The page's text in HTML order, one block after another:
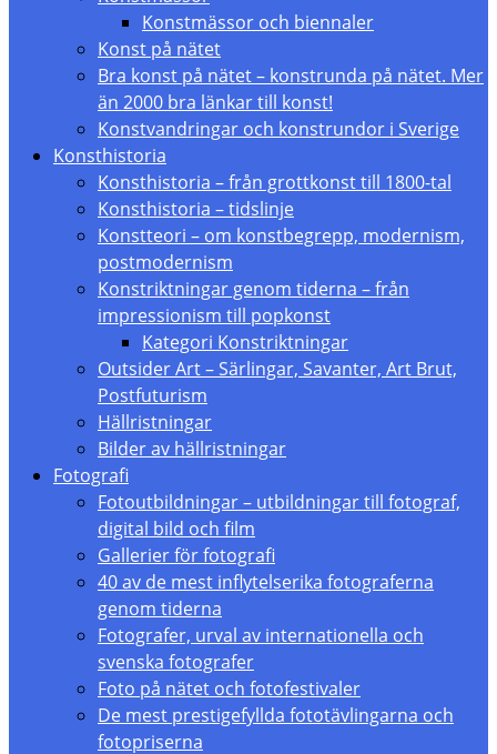
Konstmässor och biennaler
Konst på nätet
Bra konst på nätet – konstrunda på nätet. Mer
än 2000 bra länkar till konst!
Konstvandringar och konstrundor i Sverige
Konsthistoria
Konsthistoria – från grottkonst till 1800-tal
Konsthistoria – tidslinje
Konstteori – om konstbegrepp, modernism,
postmodernism
Konstriktningar genom tiderna – från
impressionism till popkonst
Kategori Konstriktningar
Outsider Art – Särlingar, Savanter, Art Brut,
Postfuturism
Hällristningar
Bilder av hällristningar
Fotografi
Fotoutbildningar – utbildningar till fotograf,
digital bild och film
Gallerier för fotografi
40 av de mest inflytelserika fotograferna
genom tiderna
Fotografer, urval av internationella och
svenska fotografer
Foto på nätet och fotofestivaler
De mest prestigefyllda fototävlingarna och
fotopriserna